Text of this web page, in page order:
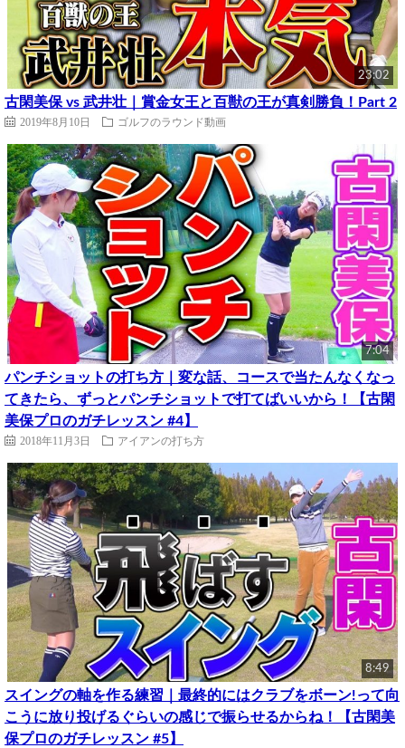
23:02
古閑美保 vs 武井壮｜賞金女王と百獣の王が真剣勝負！Part 2
2019年8月10日 ゴルフのラウンド動画
7:04
パンチショットの打ち方｜変な話、コースで当たんなくなっ
てきたら、ずっとパンチショットで打てばいいから！【古閑
美保プロのガチレッスン #4】
2018年11月3日 アイアンの打ち方
8:49
スイングの軸を作る練習｜最終的にはクラブをボーン!って向
こうに放り投げるぐらいの感じで振らせるからね！【古閑美
保プロのガチレッスン #5】